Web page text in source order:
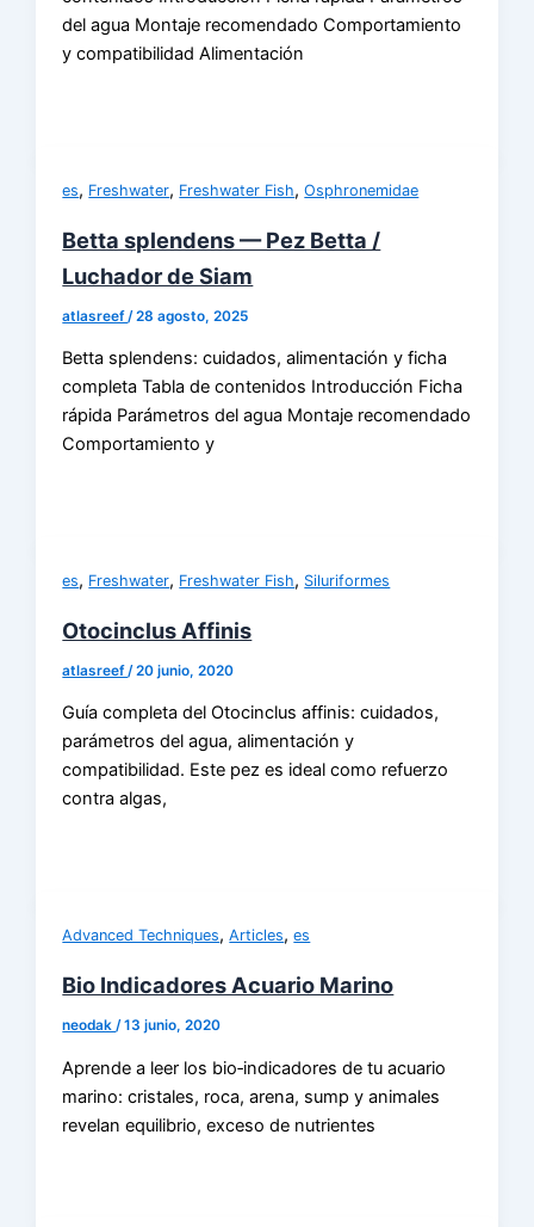
del agua Montaje recomendado Comportamiento
y compatibilidad Alimentación
es, Freshwater, Freshwater Fish,Osphronemidae
Betta splendens — Pez Betta /
Luchador de Siam
atlasreef /28 agosto, 2025
Betta splendens: cuidados, alimentación y ficha
completa Tabla de contenidos Introducción Ficha
rápida Parámetros del agua Montaje recomendado
Comportamiento y
es, Freshwater, Freshwater Fish, Siluriformes
Otocinclus Affinis
atlasreef/20 junio, 2020
Guía completa del Otocinclus affinis: cuidados,
parámetros del agua, alimentación y
compatibilidad. Este pez es ideal como refuerzo
contra algas,
Advanced Techniques,Articles,es
Bio Indicadores Acuario Marino
neodak/13 junio, 2020
Aprende a leer los bio‑indicadores de tu acuario
marino: cristales, roca, arena, sump y animales
revelan equilibrio, exceso de nutrientes